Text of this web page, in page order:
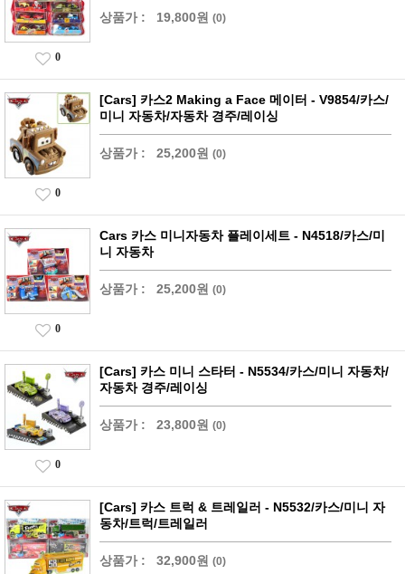
상품가 : 19,800원 (0)
0
[Cars] 카스2 Making a Face 메이터 - V9854/카스/
미니 자동차/자동차 경주/레이싱
상품가 : 25,200원 (0)
0
Cars 카스 미니자동차 플레이세트 - N4518/카스/미
니 자동차
상품가 : 25,200원 (0)
0
[Cars] 카스 미니 스타터 - N5534/카스/미니 자동차/
자동차 경주/레이싱
상품가 : 23,800원 (0)
0
[Cars] 카스 트럭 & 트레일러 - N5532/카스/미니 자
동차/트럭/트레일러
상품가 : 32,900원 (0)